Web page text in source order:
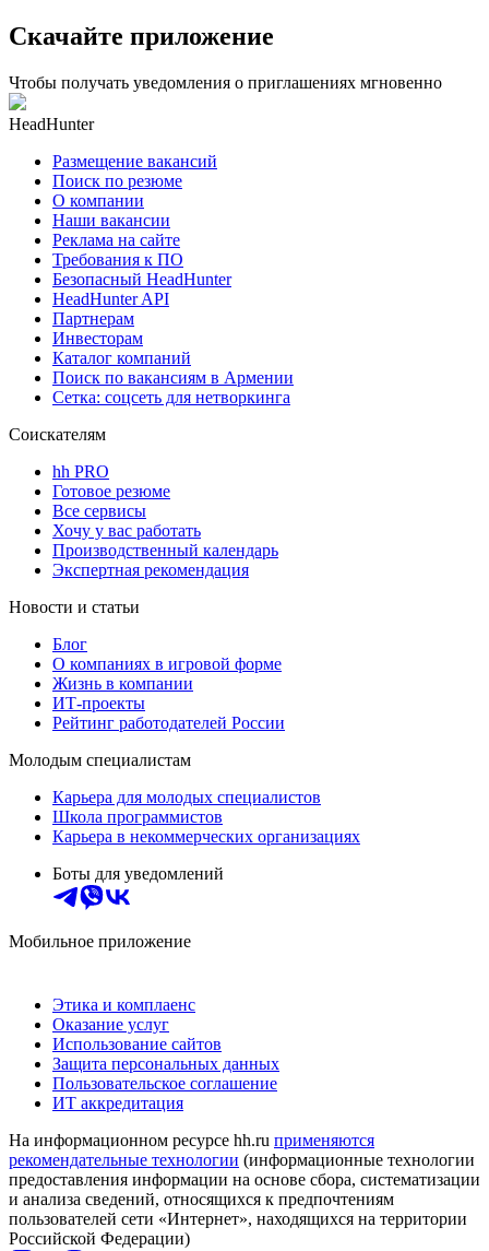
Скачайте приложение
Чтобы получать уведомления о приглашениях мгновенно
HeadHunter
Размещение вакансий
Поиск по резюме
О компании
Наши вакансии
Реклама на сайте
Требования к ПО
Безопасный HeadHunter
HeadHunter API
Партнерам
Инвесторам
Каталог компаний
Поиск по вакансиям в Армении
Сетка: соцсеть для нетворкинга
Соискателям
hh PRO
Готовое резюме
Все сервисы
Хочу у вас работать
Производственный календарь
Экспертная рекомендация
Новости и статьи
Блог
О компаниях в игровой форме
Жизнь в компании
ИТ-проекты
Рейтинг работодателей России
Молодым специалистам
Карьера для молодых специалистов
Школа программистов
Карьера в некоммерческих организациях
Боты для уведомлений
Мобильное приложение
Этика и комплаенс
Оказание услуг
Использование сайтов
Защита персональных данных
Пользовательское соглашение
ИТ аккредитация
На информационном ресурсе hh.ru применяются
рекомендательные технологии (информационные технологии
предоставления информации на основе сбора, систематизации
и анализа сведений, относящихся к предпочтениям
пользователей сети «Интернет», находящихся на территории
Российской Федерации)